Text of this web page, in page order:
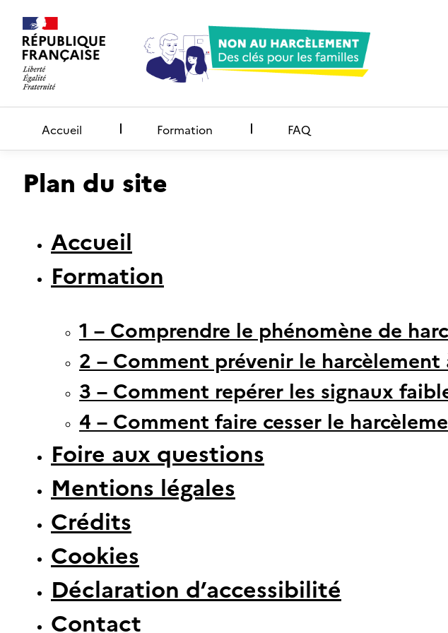
Accueil Formation FAQ
Plan du site
Accueil
Formation
1 – Comprendre le phénomène de
2 – Comment prévenir le harcèlement
3 – Comment repérer les signaux
4 – Comment faire cesser le
Foire aux questions
Mentions légales
Crédits
Cookies
Déclaration d’accessibilité
Contact